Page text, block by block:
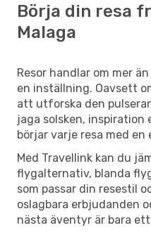
Börja din resa
Malaga
Resor handlar om mer
en inställning. Oavsett
att utforska den
jaga solsken, inspiration
börjar varje resa med en
Med Travellink kan du
flygalternativ, blanda
som passar din resestil
oslagbara erbjudanden
nästa äventyr är bara